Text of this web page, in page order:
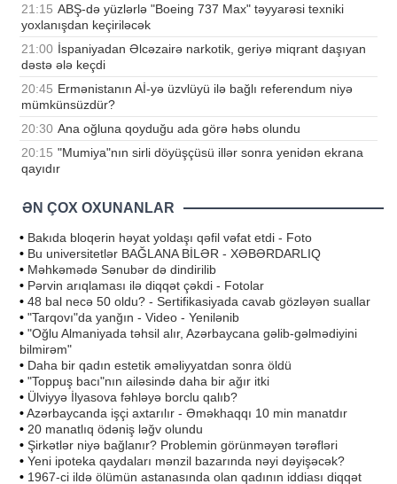
21:15 ABŞ-də yüzlərlə "Boeing 737 Max" təyyarəsi texniki
yoxlanışdan keçiriləcək
21:00 İspaniyadan Əlcəzairə narkotik, geriyə miqrant daşıyan
dəstə ələ keçdi
20:45 Ermənistanın Aİ-yə üzvlüyü ilə bağlı referendum niyə
mümkünsüzdür?
20:30 Ana oğluna qoyduğu ada görə həbs olundu
20:15 "Mumiya"nın sirli döyüşçüsü illər sonra yenidən ekrana
qayıdır
ƏN ÇOX OXUNANLAR
• Bakıda bloqerin həyat yoldaşı qəfil vəfat etdi - Foto
• Bu universitetlər BAĞLANA BİLƏR - XƏBƏRDARLIQ
• Məhkəmədə Sənubər də dindirilib
• Pərvin arıqlaması ilə diqqət çəkdi - Fotolar
• 48 bal necə 50 oldu? - Sertifikasiyada cavab gözləyən suallar
• "Tarqovı"da yanğın - Video - Yenilənib
• "Oğlu Almaniyada təhsil alır, Azərbaycana gəlib-gəlmədiyini
bilmirəm"
• Daha bir qadın estetik əməliyyatdan sonra öldü
• "Toppuş bacı"nın ailəsində daha bir ağır itki
• Ülviyyə İlyasova fəhləyə borclu qalıb?
•Azərbaycanda işçi axtarılır - Əməkhaqqı 10 min manatdır
• 20 manatlıq ödəniş ləğv olundu
• Şirkətlər niyə bağlanır? Problemin görünməyən tərəfləri
• Yeni ipoteka qaydaları mənzil bazarında nəyi dəyişəcək?
• 1967-ci ildə ölümün astanasında olan qadının iddiası diqqət